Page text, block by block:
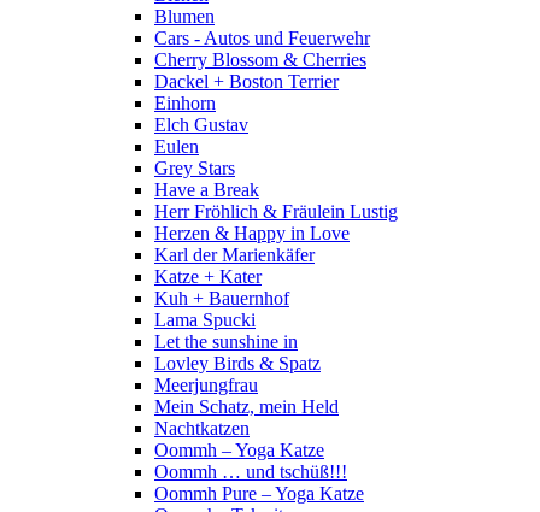
Blumen
Cars - Autos und Feuerwehr
Cherry Blossom & Cherries
Dackel + Boston Terrier
Einhorn
Elch Gustav
Eulen
Grey Stars
Have a Break
Herr Fröhlich & Fräulein Lustig
Herzen & Happy in Love
Karl der Marienkäfer
Katze + Kater
Kuh + Bauernhof
Lama Spucki
Let the sunshine in
Lovley Birds & Spatz
Meerjungfrau
Mein Schatz, mein Held
Nachtkatzen
Oommh – Yoga Katze
Oommh … und tschüß!!!
Oommh Pure – Yoga Katze